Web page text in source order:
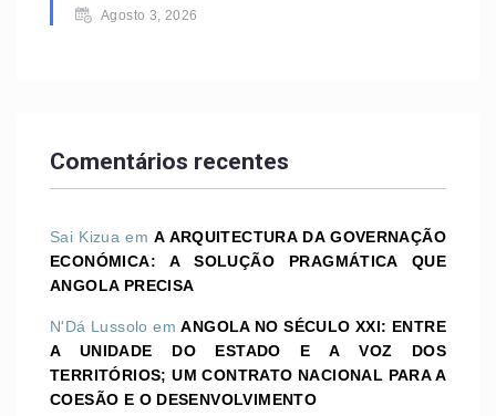
Agosto 3, 2026
Comentários recentes
Sai Kizua emA ARQUITECTURA DA GOVERNAÇÃO
ECONÓMICA: A SOLUÇÃO PRAGMÁTICA QUE
ANGOLA PRECISA
N'Dá Lussolo emANGOLA NO SÉCULO XXI: ENTRE
A UNIDADE DO ESTADO E A VOZ DOS
TERRITÓRIOS; UM CONTRATO NACIONAL PARA A
COESÃO E O DESENVOLVIMENTO